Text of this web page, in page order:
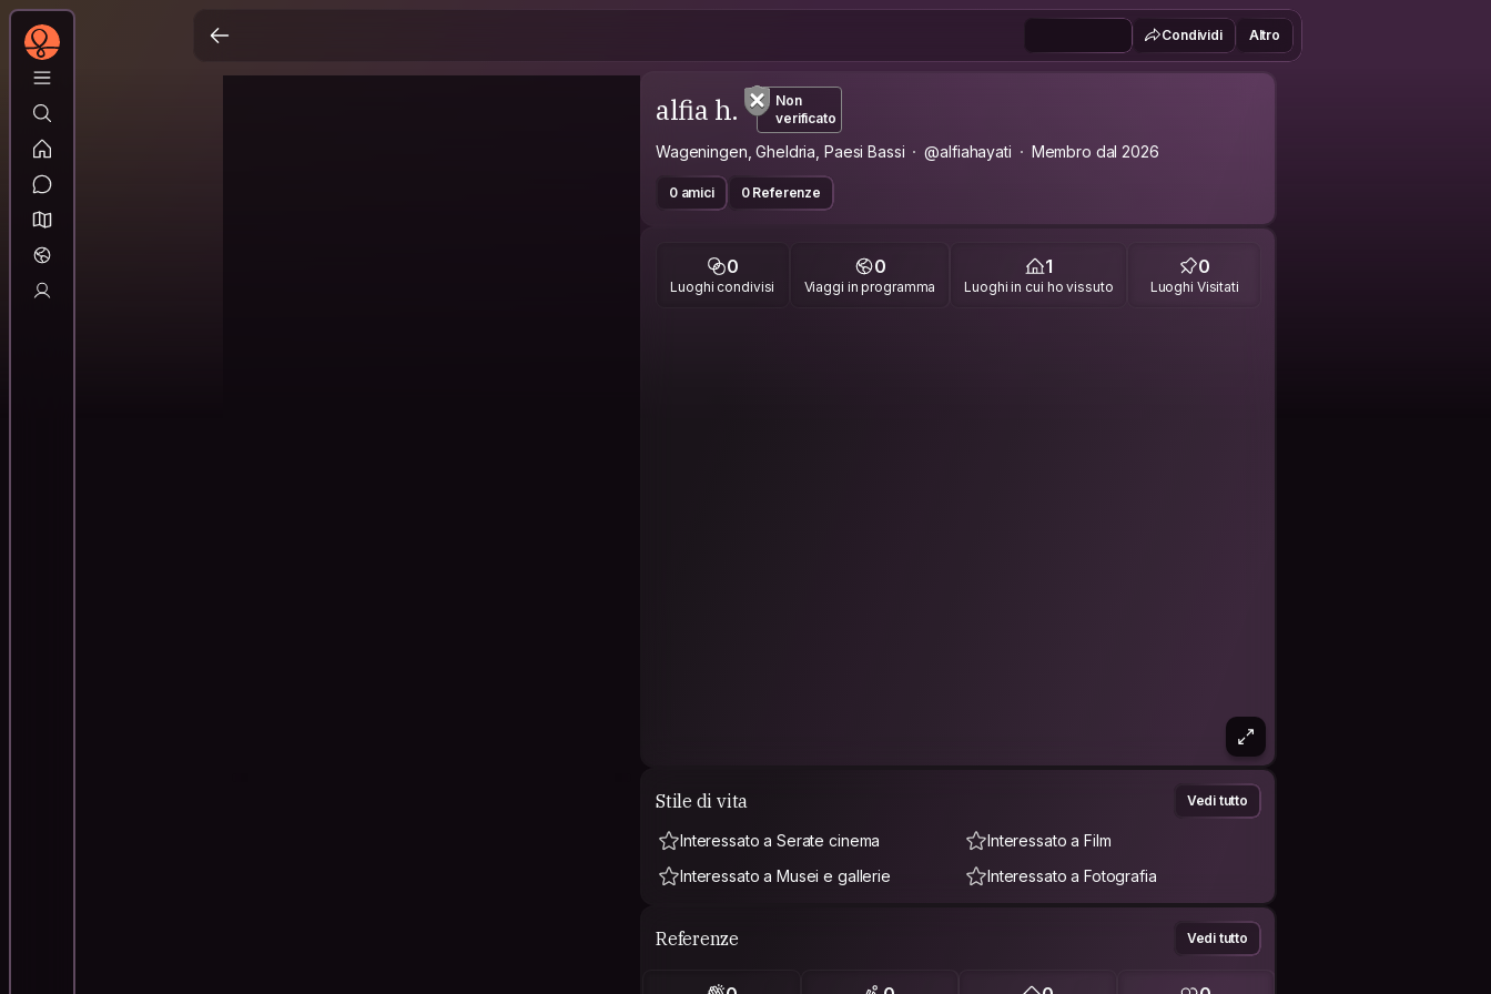
Condividi Altro
alfia h.
Non
verificato
Wageningen, Gheldria, Paesi Bassi @alfiahayati Membro dal 2026
0 amici 0 Referenze
0
Luoghi condivisi
0
Viaggi in programma
1
Luoghi in cui ho vissuto
0
Luoghi Visitati
Stile di vita Vedi tutto
Interessato a Serate cinema
Interessato a Film
Interessato a Musei e gallerie
Interessato a Fotografia
Referenze Vedi tutto